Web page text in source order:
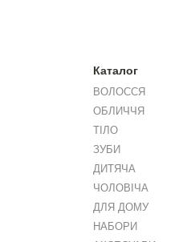
Каталог
ВОЛОССЯ
ОБЛИЧЧЯ
ТІЛО
ЗУБИ
ДИТЯЧА
ЧОЛОВІЧА
ДЛЯ ДОМУ
НАБОРИ